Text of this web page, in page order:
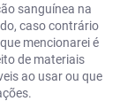
sanguínea na
caso contrário
mencionarei é
de materiais
ao usar ou que